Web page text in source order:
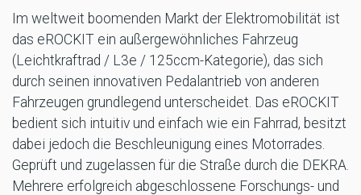
Im weltweit boomenden Markt der Elektromobilität ist
das eROCKIT ein außergewöhnliches Fahrzeug
(Leichtkraftrad / L3e / 125ccm-Kategorie), das sich
durch seinen innovativen Pedalantrieb von anderen
Fahrzeugen grundlegend unterscheidet. Das eROCKIT
bedient sich intuitiv und einfach wie ein Fahrrad, besitzt
dabei jedoch die Beschleunigung eines Motorrades.
Geprüft und zugelassen für die Straße durch die DEKRA.
Mehrere erfolgreich abgeschlossene Forschungs- und